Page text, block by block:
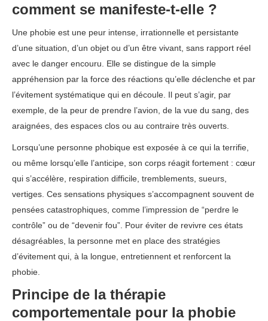
comment se manifeste-t-elle ?
Une phobie est une peur intense, irrationnelle et persistante
d’une situation, d’un objet ou d’un être vivant, sans rapport réel
avec le danger encouru. Elle se distingue de la simple
appréhension par la force des réactions qu’elle déclenche et par
l’évitement systématique qui en découle. Il peut s’agir, par
exemple, de la peur de prendre l’avion, de la vue du sang, des
araignées, des espaces clos ou au contraire très ouverts.
Lorsqu’une personne phobique est exposée à ce qui la terrifie,
ou même lorsqu’elle l’anticipe, son corps réagit fortement : cœur
qui s’accélère, respiration difficile, tremblements, sueurs,
vertiges. Ces sensations physiques s’accompagnent souvent de
pensées catastrophiques, comme l’impression de “perdre le
contrôle” ou de “devenir fou”. Pour éviter de revivre ces états
désagréables, la personne met en place des stratégies
d’évitement qui, à la longue, entretiennent et renforcent la
phobie.
Principe de la thérapie
comportementale pour la phobie